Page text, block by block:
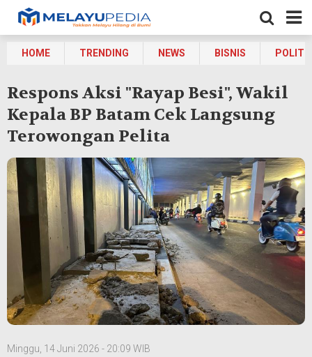
HOME TRENDING NEWS BISNIS
Respons Aksi "Rayap Besi", Wakil
Kepala BP Batam Cek Langsung
Terowongan Pelita
Minggu, 14 Juni 2026 - 20:09 WIB